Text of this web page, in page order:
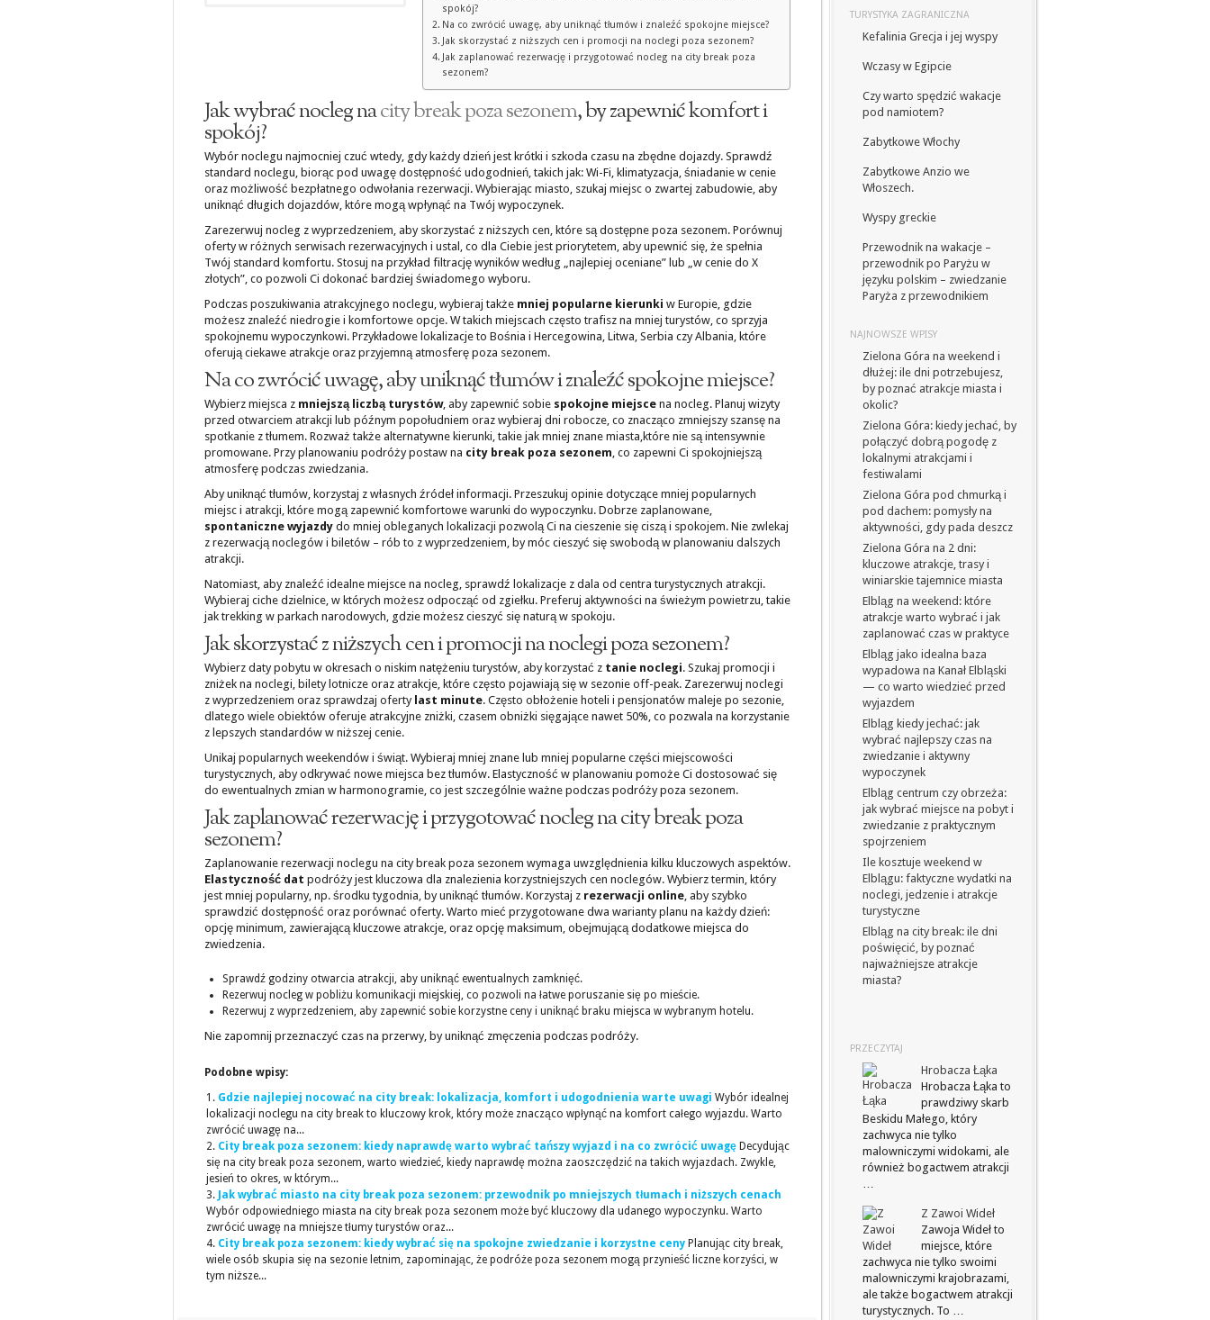
spokój?
Na co zwrócić uwagę, aby uniknąć tłumów i znaleźć spokojne miejsce?
Jak skorzystać z niższych cen i promocji na noclegi poza sezonem?
Jak zaplanować rezerwację i przygotować nocleg na city break poza
sezonem?
Jak wybrać nocleg nacity break poza sezonem, by zapewnić komfort i
spokój?
Wybór noclegu najmocniej czuć wtedy, gdy każdy dzień jest krótki i szkoda czasu na zbędne dojazdy. Sprawdź
standard noclegu, biorąc pod uwagę dostępność udogodnień, takich jak: Wi-Fi, klimatyzacja, śniadanie w cenie
oraz możliwość bezpłatnego odwołania rezerwacji. Wybierając miasto, szukaj miejsc o zwartej zabudowie, aby
uniknąć długich dojazdów, które mogą wpłynąć na Twój wypoczynek.
Zarezerwuj nocleg z wyprzedzeniem, aby skorzystać z niższych cen, które są dostępne poza sezonem. Porównuj
oferty w różnych serwisach rezerwacyjnych i ustal, co dla Ciebie jest priorytetem, aby upewnić się, że spełnia
Twój standard komfortu. Stosuj na przykład filtrację wyników według „najlepiej oceniane” lub „w cenie do X
złotych”, co pozwoli Ci dokonać bardziej świadomego wyboru.
Podczas poszukiwania atrakcyjnego noclegu, wybieraj także mniej popularne kierunki w Europie, gdzie
możesz znaleźć niedrogie i komfortowe opcje. W takich miejscach często trafisz na mniej turystów, co sprzyja
spokojnemu wypoczynkowi. Przykładowe lokalizacje to Bośnia i Hercegowina, Litwa, Serbia czy Albania, które
oferują ciekawe atrakcje oraz przyjemną atmosferę poza sezonem.
Na co zwrócić uwagę, aby uniknąć tłumów i znaleźć spokojne miejsce?
Wybierz miejsca z mniejszą liczbą turystów, aby zapewnić sobie spokojne miejsce na nocleg. Planuj wizyty
przed otwarciem atrakcji lub późnym popołudniem oraz wybieraj dni robocze, co znacząco zmniejszy szansę na
spotkanie z tłumem. Rozważ także alternatywne kierunki, takie jak mniej znane miasta,które nie są intensywnie
promowane. Przy planowaniu podróży postaw na city break poza sezonem, co zapewni Ci spokojniejszą
atmosferę podczas zwiedzania.
Aby uniknąć tłumów, korzystaj z własnych źródeł informacji. Przeszukuj opinie dotyczące mniej popularnych
miejsc i atrakcji, które mogą zapewnić komfortowe warunki do wypoczynku. Dobrze zaplanowane,
spontaniczne wyjazdy do mniej obleganych lokalizacji pozwolą Ci na cieszenie się ciszą i spokojem. Nie zwlekaj
z rezerwacją noclegów i biletów – rób to z wyprzedzeniem, by móc cieszyć się swobodą w planowaniu dalszych
atrakcji.
Natomiast, aby znaleźć idealne miejsce na nocleg, sprawdź lokalizacje z dala od centra turystycznych atrakcji.
Wybieraj ciche dzielnice, w których możesz odpocząć od zgiełku. Preferuj aktywności na świeżym powietrzu, takie
jak trekking w parkach narodowych, gdzie możesz cieszyć się naturą w spokoju.
Jak skorzystać z niższych cen i promocji na noclegi poza sezonem?
Wybierz daty pobytu w okresach o niskim natężeniu turystów, aby korzystać z tanie noclegi. Szukaj promocji i
zniżek na noclegi, bilety lotnicze oraz atrakcje, które często pojawiają się w sezonie off-peak. Zarezerwuj noclegi
z wyprzedzeniem oraz sprawdzaj oferty last minute. Często obłożenie hoteli i pensjonatów maleje po sezonie,
dlatego wiele obiektów oferuje atrakcyjne zniżki, czasem obniżki sięgające nawet 50%, co pozwala na korzystanie
z lepszych standardów w niższej cenie.
Unikaj popularnych weekendów i świąt. Wybieraj mniej znane lub mniej popularne części miejscowości
turystycznych, aby odkrywać nowe miejsca bez tłumów. Elastyczność w planowaniu pomoże Ci dostosować się
do ewentualnych zmian w harmonogramie, co jest szczególnie ważne podczas podróży poza sezonem.
Jak zaplanować rezerwację i przygotować nocleg na city break poza
sezonem?
Zaplanowanie rezerwacji noclegu na city break poza sezonem wymaga uwzględnienia kilku kluczowych aspektów.
Elastyczność dat podróży jest kluczowa dla znalezienia korzystniejszych cen noclegów. Wybierz termin, który
jest mniej popularny, np. środku tygodnia, by uniknąć tłumów. Korzystaj z rezerwacji online, aby szybko
sprawdzić dostępność oraz porównać oferty. Warto mieć przygotowane dwa warianty planu na każdy dzień:
opcję minimum, zawierającą kluczowe atrakcje, oraz opcję maksimum, obejmującą dodatkowe miejsca do
zwiedzenia.
Sprawdź godziny otwarcia atrakcji, aby uniknąć ewentualnych zamknięć.
Rezerwuj nocleg w pobliżu komunikacji miejskiej, co pozwoli na łatwe poruszanie się po mieście.
Rezerwuj z wyprzedzeniem, aby zapewnić sobie korzystne ceny i uniknąć braku miejsca w wybranym hotelu.
Nie zapomnij przeznaczyć czas na przerwy, by uniknąć zmęczenia podczas podróży.
Podobne wpisy:
Gdzie najlepiej nocować na city break: lokalizacja, komfort i udogodnienia warte uwagi Wybór idealnej
lokalizacji noclegu na city break to kluczowy krok, który może znacząco wpłynąć na komfort całego wyjazdu. Warto
zwrócić uwagę na...
City break poza sezonem: kiedy naprawdę warto wybrać tańszy wyjazd i na co zwrócić uwagę Decydując
się na city break poza sezonem, warto wiedzieć, kiedy naprawdę można zaoszczędzić na takich wyjazdach. Zwykle,
jesień to okres, w którym...
Jak wybrać miasto na city break poza sezonem: przewodnik po mniejszych tłumach i niższych cenach
Wybór odpowiedniego miasta na city break poza sezonem może być kluczowy dla udanego wypoczynku. Warto
zwrócić uwagę na mniejsze tłumy turystów oraz...
City break poza sezonem: kiedy wybrać się na spokojne zwiedzanie i korzystne ceny Planując city break,
wiele osób skupia się na sezonie letnim, zapominając, że podróże poza sezonem mogą przynieść liczne korzyści, w
tym niższe...
TURYSTYKA ZAGRANICZNA
Kefalinia Grecja i jej wyspy
Wczasy w Egipcie
Czy warto spędzić wakacje
pod namiotem?
Zabytkowe Włochy
Zabytkowe Anzio we
Włoszech.
Wyspy greckie
Przewodnik na wakacje –
przewodnik po Paryżu w
języku polskim – zwiedzanie
Paryża z przewodnikiem
NAJNOWSZE WPISY
Zielona Góra na weekend i
dłużej: ile dni potrzebujesz,
by poznać atrakcje miasta i
okolic?
Zielona Góra: kiedy jechać, by
połączyć dobrą pogodę z
lokalnymi atrakcjami i
festiwalami
Zielona Góra pod chmurką i
pod dachem: pomysły na
aktywności, gdy pada deszcz
Zielona Góra na 2 dni:
kluczowe atrakcje, trasy i
winiarskie tajemnice miasta
Elbląg na weekend: które
atrakcje warto wybrać i jak
zaplanować czas w praktyce
Elbląg jako idealna baza
wypadowa na Kanał Elbląski
— co warto wiedzieć przed
wyjazdem
Elbląg kiedy jechać: jak
wybrać najlepszy czas na
zwiedzanie i aktywny
wypoczynek
Elbląg centrum czy obrzeża:
jak wybrać miejsce na pobyt i
zwiedzanie z praktycznym
spojrzeniem
Ile kosztuje weekend w
Elblągu: faktyczne wydatki na
noclegi, jedzenie i atrakcje
turystyczne
Elbląg na city break: ile dni
poświęcić, by poznać
najważniejsze atrakcje
miasta?
PRZECZYTAJ
Hrobacza Łąka
Hrobacza Łąka to
prawdziwy skarb
Beskidu Małego, który
zachwyca nie tylko
malowniczymi widokami, ale
również bogactwem atrakcji
…
Z Zawoi Wideł
Zawoja Wideł to
miejsce, które
zachwyca nie tylko swoimi
malowniczymi krajobrazami,
ale także bogactwem atrakcji
turystycznych. To …